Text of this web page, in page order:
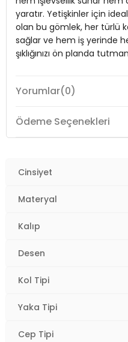
Kol Tipi:Uzun Kol
Cep Tipi:Göğüs Cepli
Kalıp Bilgisi:Regular Fit
2DY6772870.2565
yaratır. Yetişkinler için
olan bu gömlek, her türlü
sağlar ve hem iş yerinde
şıklığınızı ön planda
Model:Gömlek
Giyim Tarzı:Günlük/Casual
Materyal:
Yaka Tipi:
Kapama Şekli:
Kol Tipi:
Cep Tipi:
Kalıp Bilgisi:
Yaş Grubu:
Yorumlar(0)
Ödeme Seçenekleri
Cinsiyet
Materyal
Kalıp
Desen
Kol Tipi
Yaka Tipi
Cep Tipi